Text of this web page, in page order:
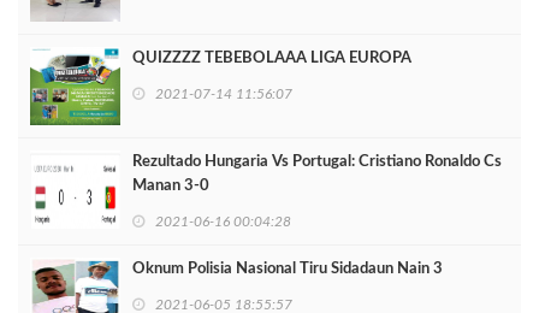
QUIZZZZ TEBEBOLAAA LIGA EUROPA
2021-07-14 11:56:07
Rezultado Hungaria Vs Portugal: Cristiano Ronaldo Cs
Manan 3-0
2021-06-16 00:04:28
Oknum Polisia Nasional Tiru Sidadaun Nain 3
2021-06-05 18:55:57